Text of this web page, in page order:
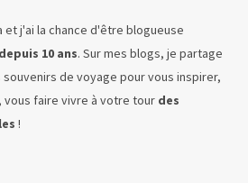
et j'ai la chance d'être blogueuse
depuis 10 ans. Sur mes blogs, je partage
de voyage pour vous inspirer,
vous faire vivre à votre tour des
!